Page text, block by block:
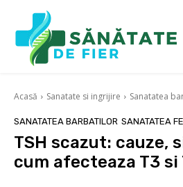
Acasă Sanatate si ingrijire Sanatatea
SANATATEA BARBATILOR SANATATEA
TSH scazut: cauze,
cum afecteaza T3 si